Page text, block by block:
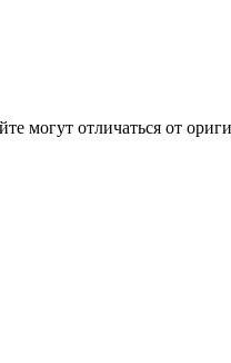
могут отличаться от